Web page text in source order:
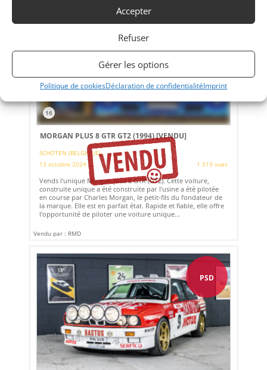
Accepter
Refuser
Gérer les options
Politique de cookiesDéclaration de confidentialitéImprint
16
MORGAN PLUS 8 GTR GT2 (1994)[VENDU]
SCHOTEN (BELGIQUE)
13 octobre 2024
1 519 vues
Vends l'unique Morgan plus 8 GTR (GT2). Cette voiture,
construite unique a été construite par l'usine a été pilotée
en course par Charles Morgan, le petit-fils du fondateur de
la marque. Elle est en parfait état. Rapide et fiable, elle offre
l'opportunité de piloter une voiture unique...
Vendu par : RMD
PSD